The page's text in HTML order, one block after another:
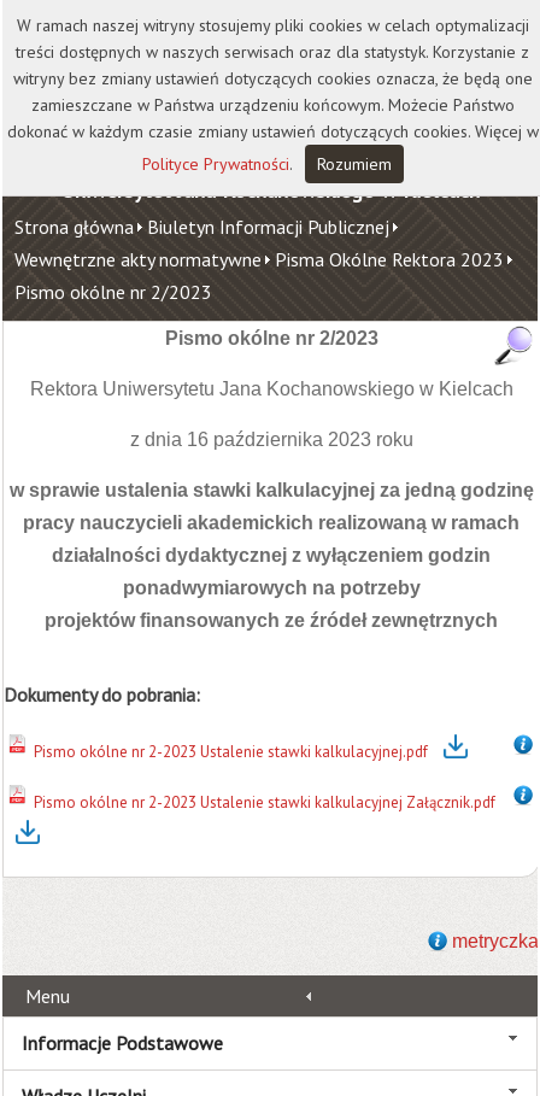
Kontakt Biblioteka
Wydawnictwo
Wirtualna Uczelnia
Uniwersytet Jana Kochanowskiego w Kielcach
Strona główna Biuletyn Informacji Publicznej
Wewnętrzne akty normatywne
Pisma Okólne Rektora 2023
Pismo okólne nr 2/2023
Pismo okólne nr 2/2023
Rektora Uniwersytetu Jana Kochanowskiego w Kielcach
z dnia 16 października 2023 roku
w sprawie ustalenia stawki kalkulacyjnej za jedną godzinę
pracy nauczycieli akademickich realizowaną w ramach
działalności dydaktycznej z wyłączeniem godzin
ponadwymiarowych na potrzeby
projektów finansowanych ze źródeł zewnętrznych
Dokumenty do pobrania:
Pismo okólne nr 2-2023 Ustalenie stawki kalkulacyjnej.pdf
Pismo okólne nr 2-2023 Ustalenie stawki kalkulacyjnej Załącznik.pdf
metryczka
Menu
Informacje Podstawowe
W ramach naszej witryny stosujemy pliki cookies w celach optymalizacji
treści dostępnych w naszych serwisach oraz dla statystyk. Korzystanie z
witryny bez zmiany ustawień dotyczących cookies oznacza, że będą one
zamieszczane w Państwa urządzeniu końcowym. Możecie Państwo
dokonać w każdym czasie zmiany ustawień dotyczących cookies. Więcej w
Polityce Prywatności. Rozumiem